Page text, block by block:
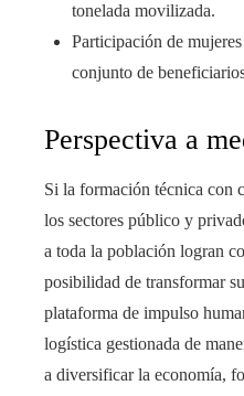
tonelada movilizada.
Participación de
conjunto de
Perspectiva a
Si la formación técnica con
los sectores público y
a toda la población logran
posibilidad de transformar
plataforma de impulso
logística gestionada de
a diversificar la economía,